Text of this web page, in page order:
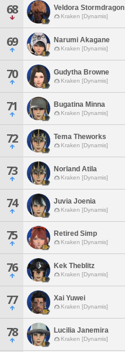
68 Veldora Stormdragon
Kraken [Dynamis]
69 Narumi Akagane
Kraken [Dynamis]
70 Gudytha Browne
Kraken [Dynamis]
71 Bugatina Minna
Kraken [Dynamis]
72 Tema Theworks
Kraken [Dynamis]
73 Norland Atila
Kraken [Dynamis]
74 Juvia Joenia
Kraken [Dynamis]
75 Retired Simp
Kraken [Dynamis]
76 Kek Theblitz
Kraken [Dynamis]
77 Xai Yuwei
Kraken [Dynamis]
78 Lucilia Janemira
Kraken [Dynamis]